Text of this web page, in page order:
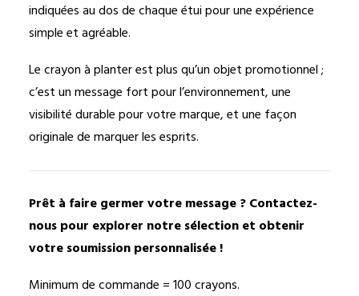
indiquées au dos de chaque étui pour une expérience
simple et agréable.
Le crayon à planter est plus qu’un objet promotionnel ;
c’est un message fort pour l’environnement, une
visibilité durable pour votre marque, et une façon
originale de marquer les esprits.
Prêt à faire germer votre message ? Contactez-
nous pour explorer notre sélection et obtenir
votre soumission personnalisée !
Minimum de commande = 100 crayons.